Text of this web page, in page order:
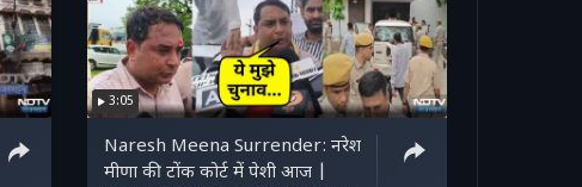
3:05
Naresh Meena Surrender: नरेश
मीणा की टोंक कोर्ट में पेशी आज |